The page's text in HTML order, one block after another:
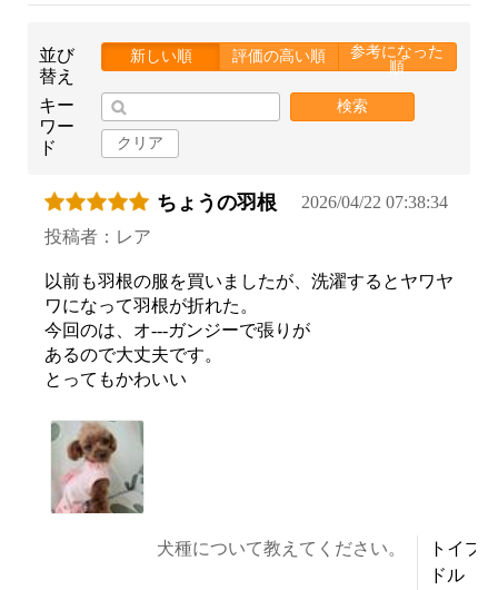
並び
替え
新しい順 評価の高い順
参考になった
順
キー
ワー
ド
検索
クリア
ちょうの羽根
2026/04/22 07:38:34
投稿者：レア
以前も羽根の服を買いましたが、洗濯するとヤワヤ
ワになって羽根が折れた。
今回のは、オ---ガンジーで張りが
あるので大丈夫です。
とってもかわいい
犬種について教えてください。
トイプ
ドル 3